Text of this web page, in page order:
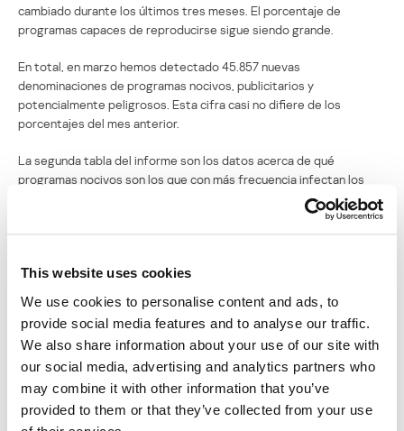
This website uses cookies
We use cookies to personalise content and ads, to
provide social media features and to analyse our traffic.
We also share information about your use of our site with
our social media, advertising and analytics partners who
may combine it with other information that you’ve
provided to them or that they’ve collected from your use
cambiado durante los últimos tres meses. El porcentaje de
programas capaces de reproducirse sigue siendo grande.
En total, en marzo hemos detectado 45.857 nuevas
denominaciones de programas nocivos, publicitarios y
potencialmente peligrosos. Esta cifra casi no difiere de los
porcentajes del mes anterior.
La segunda tabla del informe son los datos acerca de qué
programas nocivos son los que con más frecuencia infectan los
equipos de los usuarios. Aquí dominan los diferentes programas
en la
posición
1 0 Virus.Win32.Sality.aa
Worm.Win32.Mabezat.b
3 1 Virus.Win32.Virut.ce